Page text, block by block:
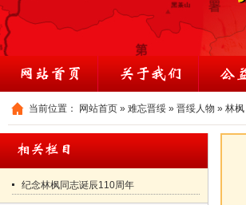
当前位置： 网站首页 » 难忘晋绥 » 晋绥人物 » 林枫
纪念林枫同志诞辰110周年